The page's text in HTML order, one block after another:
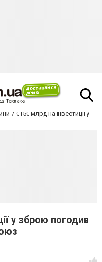
€150 млрд на інвестиції у
у зброю погодив